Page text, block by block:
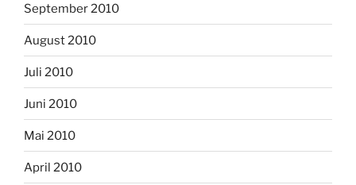
September 2010
August 2010
Juli 2010
Juni 2010
Mai 2010
April 2010